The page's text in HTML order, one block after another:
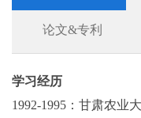
论文&专利
学习经历
1992-1995：甘肃农业